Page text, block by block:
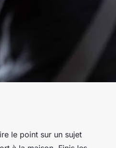
le point sur un sujet